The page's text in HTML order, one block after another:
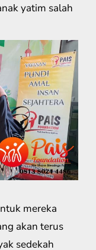
yatim salah
mereka
akan terus
sedekah